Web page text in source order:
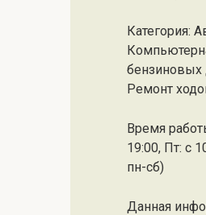
Категория:
бензиновых
Ремонт
Время
19:00, Пт: с
пн-сб)
Данная